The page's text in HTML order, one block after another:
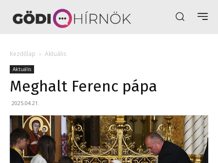
Kezdőlap Aktuális
Aktuális
Meghalt Ferenc pápa
2025.04.21.